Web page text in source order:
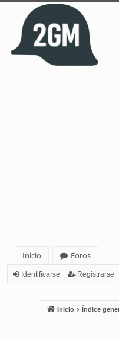
Inicio
Foros
Identificarse Registrarse
Inicio Índice